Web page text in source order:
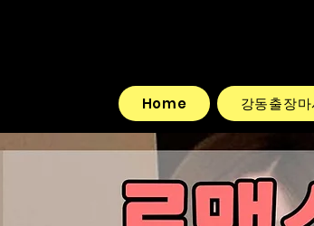
Home 강동출장마